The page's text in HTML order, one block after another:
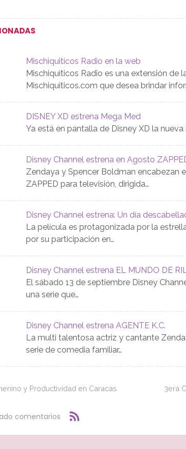
Mischiquiticos Radio en la web
Mischiquiticos Radio es una extensión de
Mischiquiticos.com que desea brindar
DISNEY XD estrena Mega Med
Ya está en pantalla de Disney XD la
Disney Channel estrena en Agosto
Zendaya y Spencer Boldman encabezan
ZAPPED para televisión, dirigida…
Disney Channel estrena: Un día
La película es protagonizada por la
por su participación en…
Disney Channel estrena EL MUNDO DE
El sábado 13 de septiembre Disney
una serie que…
Disney Channel estrena AGENTE K.C.
La multi talentosa actriz y cantante
serie de comedia familiar…
y Productividad en Caracas 3era
comentarios